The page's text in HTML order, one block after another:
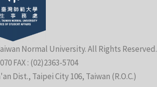
Normal University. All Rights Reserved.
FAX : (02)2363-5704
Dist., Taipei City 106, Taiwan (R.O.C.)